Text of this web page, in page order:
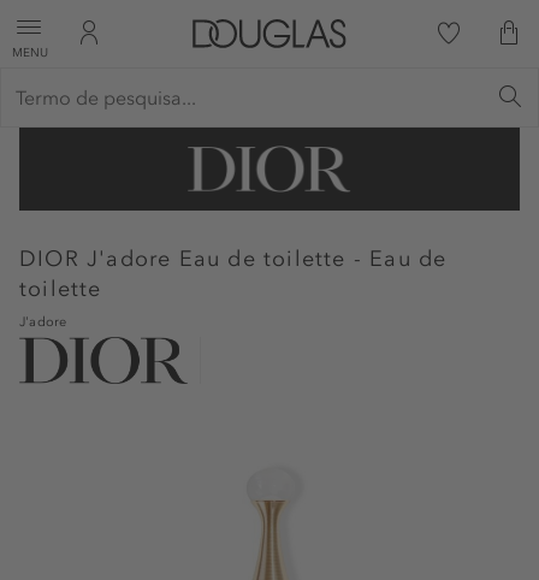
MENU
DIOR J'adore Eau de toilette - Eau de
toilette
J'adore